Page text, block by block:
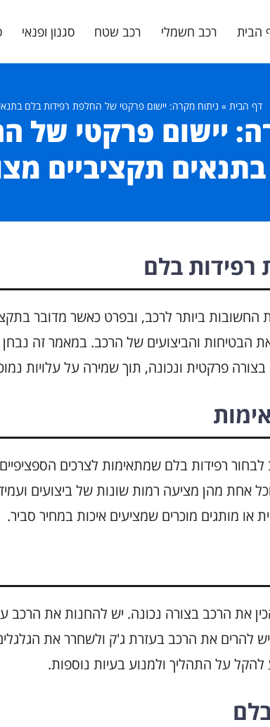
הבית רכב חשמלי רכב שטח סגנון ופנאי
דף הבית » ניתוח מקרה: יישום פרקטי של החלפת רפידות בלם
יישום פרקטי של
בתנאים תקציביים
בלם
ביותר לרכב, ובפרט כאשר מדובר
הבטיחות והביצועים של הרכב. במאמר זה
פרקטית ונכונה, תוך שמירה על עלויות
רפידות בלם שמתאימות לצרכים
אחת מהן מציעה רמות שונות של ביצועים
מותגים מוכרים שמציעים איכות במחיר סביר.
את הרכב בצורה נכונה. יש להחנות את הרכב
להרים את הרכב בעזרת ג'ק ולשחרר את
על התהליך ולמנוע בעיות נוספות.